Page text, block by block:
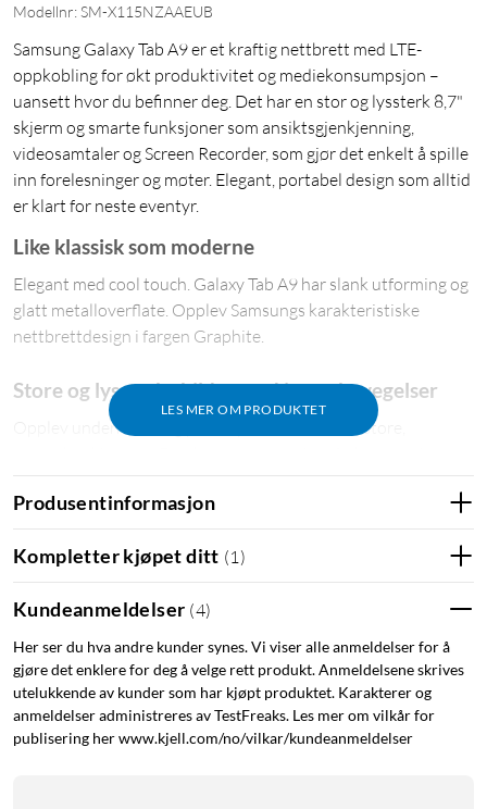
Modellnr: SM-X115NZAAEUB
Samsung Galaxy Tab A9 er et kraftig nettbrett med LTE-
oppkobling for økt produktivitet og mediekonsumpsjon –
uansett hvor du befinner deg. Det har en stor og lyssterk 8,7"
skjerm og smarte funksjoner som ansiktsgjenkjenning,
videosamtaler og Screen Recorder, som gjør det enkelt å spille
inn forelesninger og møter. Elegant, portabel design som alltid
er klart for neste eventyr.
LES MER OM PRODUKTET
Like klassisk som moderne
Elegant med cool touch. Galaxy Tab A9 har slank utforming og
glatt metalloverflate. Opplev Samsungs karakteristiske
nettbrettdesign i fargen Graphite.
Store og lyssterke bilder med jevne bevegelser
Opplev underholdning på et nytt nivå med den store,
Galaxy Tab A9 holder bevegelsene jevne og gjør scenene mer
opplevelsesrike. Selv om du titter på en solfylt dag, kan du
nyte den høye bildekvaliteten.
Ta vare på det du liker
Galaxy Tab A9 har innebygd minne på 64 GB, slik at du kan
lagre dine høyoppløste innspillinger, bilder og filer. Du kan
også øke minnet ytterligere med et Micro-SD-kort på opptil 1
TB (ikke inkludert), slik at du kan beholde enda mer av det du
setter pris på.
Produsentinformasjon
Kompletter kjøpet ditt (1 )
Kundeanmeldelser (4)
Her ser du hva andre kunder synes. Vi viser alle anmeldelser for å
gjøre det enklere for deg å velge rett produkt. Anmeldelsene skrives
utelukkende av kunder som har kjøpt produktet. Karakterer og
anmeldelser administreres av TestFreaks. Les mer om vilkår for
publisering her www.kjell.com/no/vilkar/kundeanmeldelser